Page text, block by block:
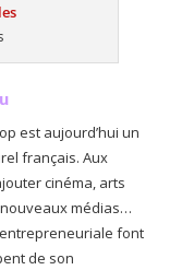
est aujourd’hui un
français. Aux
cinéma, arts
médias…
font
de son